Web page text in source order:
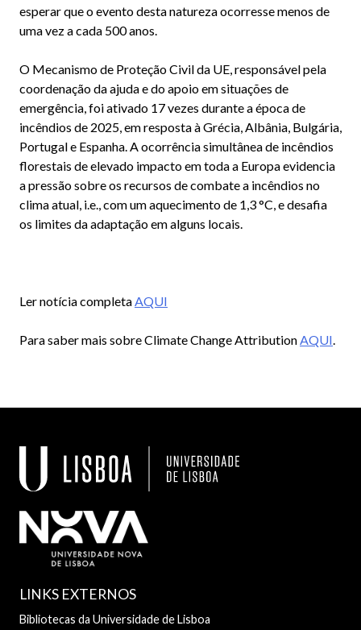
esperar que o evento desta natureza ocorresse menos de
uma vez a cada 500 anos.
O Mecanismo de Proteção Civil da UE, responsável pela
coordenação da ajuda e do apoio em situações de
emergência, foi ativado 17 vezes durante a época de
incêndios de 2025, em resposta à Grécia, Albânia, Bulgária,
Portugal e Espanha. A ocorrência simultânea de incêndios
florestais de elevado impacto em toda a Europa evidencia
a pressão sobre os recursos de combate a incêndios no
clima atual, i.e., com um aquecimento de 1,3 °C, e desafia
os limites da adaptação em alguns locais.
Ler notícia completa AQUI
Para saber mais sobre Climate Change Attribution AQUI
LINKS EXTERNOS
Bibliotecas da Universidade de Lisboa